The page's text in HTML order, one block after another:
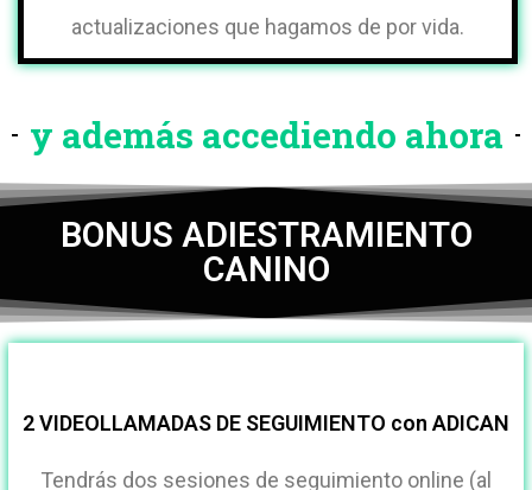
actualizaciones que hagamos de por vida.
y además accediendo ahora
BONUS ADIESTRAMIENTO
CANINO
2 VIDEOLLAMADAS DE SEGUIMIENTO con ADICAN
Tendrás dos sesiones de seguimiento online (al